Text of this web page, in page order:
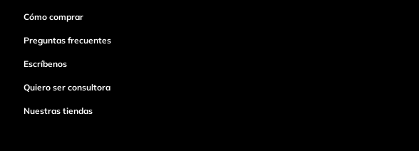
Cómo comprar
Preguntas frecuentes
Escríbenos
Quiero ser consultora
Nuestras tiendas